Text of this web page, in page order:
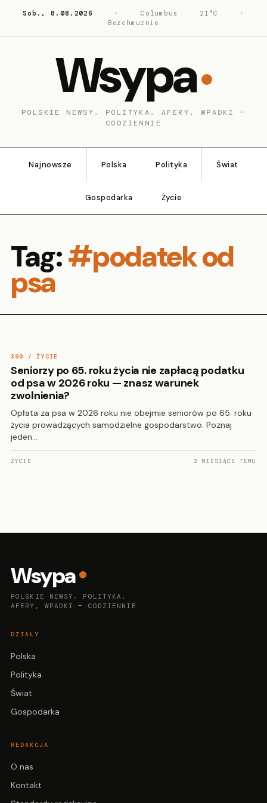
Sob., 8.08.2026 · Columbus 21°C
·
Bezchmurnie
Wsypa
POLSKIE NEWSY, POLITYKA, AFERY, WPADKI —
CODZIENNIE
Najnowsze Polska Polityka Świat
Gospodarka Życie
Tag:#podatek od
psa
390 / ŻYCIE
Seniorzy po 65. roku życia nie zapłacą podatku
od psa w 2026 roku — znasz warunek
zwolnienia?
Opłata za psa w 2026 roku nie obejmie seniorów po 65. roku
życia prowadzących samodzielne gospodarstwo. Poznaj
jeden…
ŻYCIE 2 MIESIĄCE TEMU
Wsypa
POLSKIE NEWSY, POLITYKA,
AFERY, WPADKI — CODZIENNIE
DZIAŁY
Polska
Polityka
Świat
Gospodarka
REDAKCJA
O nas
Kontakt